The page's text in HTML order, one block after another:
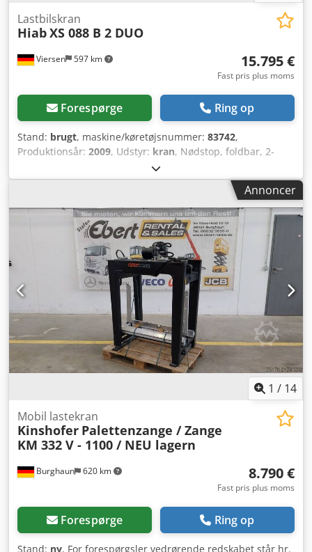
Viersen 597 km
Lastbilskran
HiabXS 088 B 2 DUO
15.795 €
Fast pris plus moms
Forespørge Ring op
Stand: brugt, maskine/køretøjsnummer: 83742,
Produktionsår: 2009, Udstyr: kran, Nødstop, foldbar, 2-
punkts mekanisk støtte, 2x hydrauliske udskud. Kranen har
kun været monteret i ca. 6 måneder og er i en næsten ny
stand! Lastdiagram: 2,9 m – 2700 kg, 3,8 m – 2000 kg, 5,4 m
– 1380 kg, 7,3 m – 1020 kg! Pris pr. stk.! Oplysninger om
tilbehør uden garanti, ændringer, mellemsalg og fejl
forbeholdes! Cedpfx Ast R Slwjh Hjrf
Annoncer
1 / 14
Burghaun 620 km
Mobil lastekran
Kinshofer Palettenzange / Zange
KM 332 V - 1100 / NEU lagern
8.790 €
Fast pris plus moms
Forespørge Ring op
Stand: ny, For forespørgsler vedrørende redskabet står hr.